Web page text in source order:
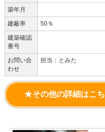
築年月
建蔽率
50％
建築確認
番号
お問い合
わせ
担当：とみた
★その他の詳細はこ